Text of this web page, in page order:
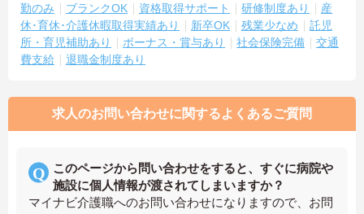
勤のみ
ブランクOK 資格取得サポート 研修制度あり
産
休･育休･介護休暇取得実績あり
新卒OK 残業少なめ
託児
所・育児補助あり
ボーナス・賞与あり 社会保険完備
交通
費支給
退職金制度あり
求人のお問い合わせに関するよくあるご質問
このページから問い合わせをすると、すぐに病院や
施設に個人情報が渡されてしまいますか？
マイナビ介護職へのお問い合わせになりますので、お問